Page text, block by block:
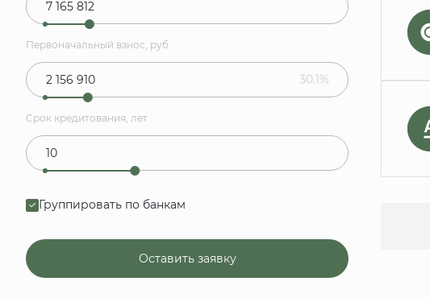
Первоначальный взнос, руб.
30.1%
Срок кредитования, лет
Группировать по банкам
Оставить заявку